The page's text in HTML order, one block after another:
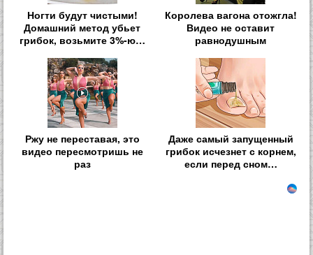
Ногти будут чистыми!
Домашний метод убьет
грибок, возьмите 3%-ю…
Королева вагона отожгла!
Видео не оставит
равнодушным
Ржу не переставая, это
видео пересмотришь не
раз
Даже самый запущенный
грибок исчезнет с корнем,
если перед сном…